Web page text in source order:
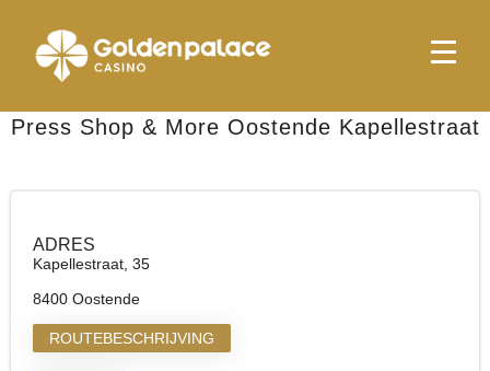
Startpagina
Press Shop & More Oostende Kapellestraat
ADRES
Kapellestraat, 35
8400 Oostende
ROUTEBESCHRIJVING